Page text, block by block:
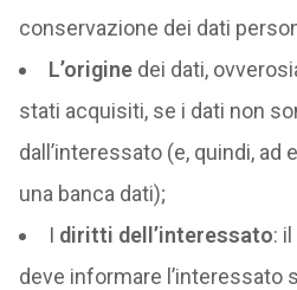
conservazione dei dati
L’originedei dati,
stati acquisiti, se i dati non
dall’interessato (e, quindi, ad
una banca dati);
I diritti dell’interessato:
deve informare l’interessato